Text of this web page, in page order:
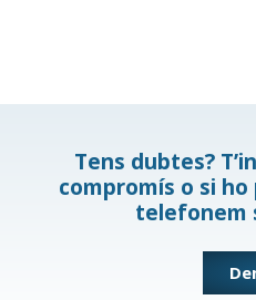
Tens dubtes?
compromís o si
telefonem